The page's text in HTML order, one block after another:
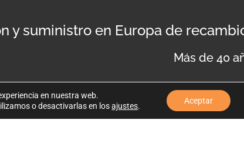
y suministro en Europa de
Más de 40
en nuestra web.
o desactivarlas en losajustes.
Aceptar